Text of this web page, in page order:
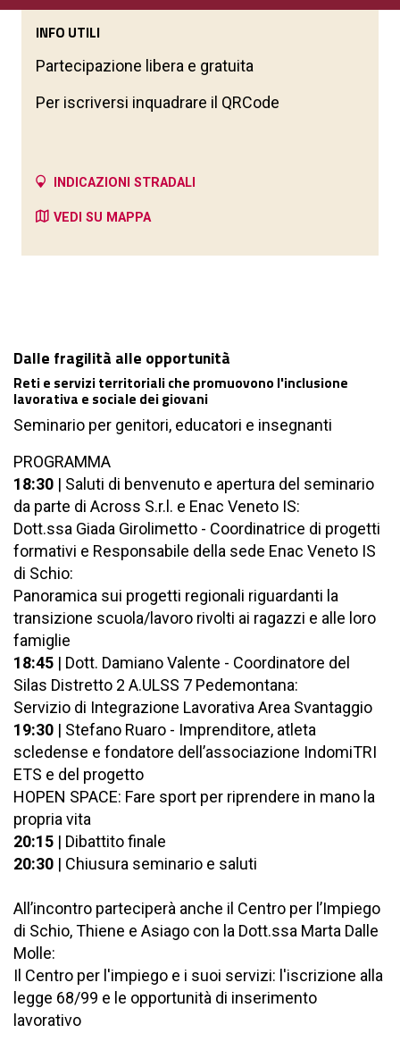
Dalle fragilità alle opportunità
Reti e servizi territoriali che promuovono l'inclusione
lavorativa e sociale dei giovani
Seminario per genitori, educatori e insegnanti
PROGRAMMA
18:30 | Saluti di benvenuto e apertura del seminario
da parte di Across S.r.l. e Enac Veneto IS:
Dott.ssa Giada Girolimetto - Coordinatrice di progetti
formativi e Responsabile della sede Enac Veneto IS
di Schio:
Panoramica sui progetti regionali riguardanti la
transizione scuola/lavoro rivolti ai ragazzi e alle loro
famiglie
18:45 | Dott. Damiano Valente - Coordinatore del
Silas Distretto 2 A.ULSS 7 Pedemontana:
Servizio di Integrazione Lavorativa Area Svantaggio
19:30 | Stefano Ruaro - Imprenditore, atleta
scledense e fondatore dell’associazione IndomiTRI
ETS e del progetto
HOPEN SPACE: Fare sport per riprendere in mano la
propria vita
20:15 | Dibattito finale
20:30 | Chiusura seminario e saluti
All’incontro parteciperà anche il Centro per l’Impiego
di Schio, Thiene e Asiago con la Dott.ssa Marta Dalle
Molle:
Il Centro per l'impiego e i suoi servizi: l'iscrizione alla
legge 68/99 e le opportunità di inserimento
lavorativo
INFO UTILI
Partecipazione libera e gratuita
Per iscriversi inquadrare il QRCode
INDICAZIONI STRADALI
VEDI SU MAPPA